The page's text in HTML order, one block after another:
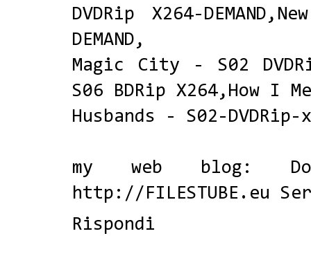
DVDRip X264-
DEMAND,
Magic City - S02
S06 BDRip X264,How I
Husbands - S02-DVDRip-
my web blog:
http://FILESTUBE.eu
Rispondi